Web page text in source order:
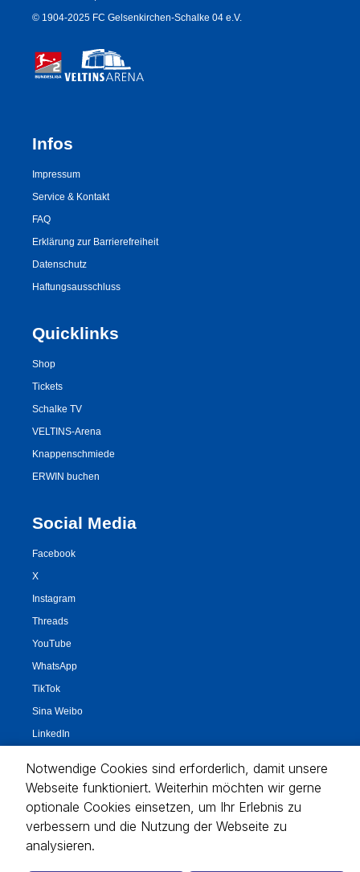
Notwendige Cookies sind erforderlich, damit unsere
Webseite funktioniert. Weiterhin möchten wir gerne
optionale Cookies einsetzen, um Ihr Erlebnis zu
verbessern und die Nutzung der Webseite zu
analysieren.